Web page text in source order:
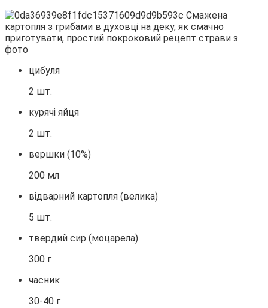
цибуля
2 шт.
курячі яйця
2 шт.
вершки (10%)
200 мл
відварний картопля (велика)
5 шт.
твердий сир (моцарела)
300 г
часник
30-40 г